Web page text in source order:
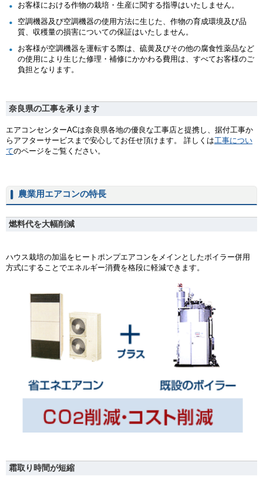
お客様における作物の栽培・生産に関する指導はいたしません。
空調機器及び空調機器の使用方法に生じた、作物の育成環境及び品
質、収穫量の損害についての保証はいたしません。
お客様が空調機器を運転する際は、硫黄及びその他の腐食性薬品など
の使用により生じた修理・補修にかかわる費用は、すべてお客様のご
負担となります。
奈良県の工事を承ります
エアコンセンターACは奈良県各地の優良な工事店と提携し、据付工事か
らアフターサービスまで安心してお任せ頂けます。 詳しくは工事につい
てのページをご覧ください。
農業用エアコンの特長
燃料代を大幅削減
ハウス栽培の加温をヒートポンプエアコンをメインとしたボイラー併用
方式にすることでエネルギー消費を格段に軽減できます。
霜取り時間が短縮